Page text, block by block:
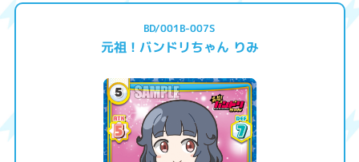
BD/001B-007S
元祖！バンドリちゃん りみ